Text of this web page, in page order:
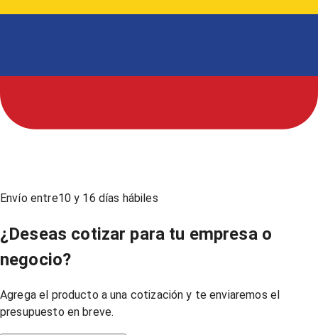
Envío entre10y 16 días hábiles
¿Deseas cotizar para tu empresa o
negocio?
Agrega el producto a una cotización y te enviaremos el
presupuesto en breve.